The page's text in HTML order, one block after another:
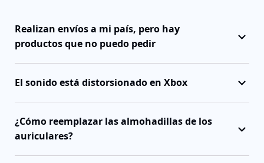
Realizan envíos a mi país, pero hay
productos que no puedo pedir
El sonido está distorsionado en Xbox
¿Cómo reemplazar las almohadillas de los
auriculares?